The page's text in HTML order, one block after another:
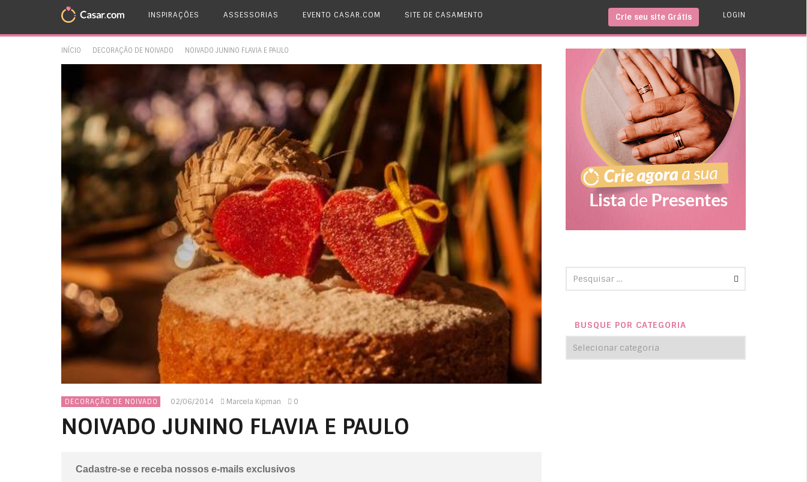
INSPIRAÇÕES ASSESSORIAS EVENTO CASAR.COM SITE DE CASAMENTO LOGIN
Crie seu site Grátis
INÍCIO DECORAÇÃO DE NOIVADO NOIVADO JUNINO FLAVIA E PAULO
DECORAÇÃO DE NOIVADO 02/06/2014 Marcela Kipman 0
NOIVADO JUNINO FLAVIA E PAULO
Cadastre-se e receba nossos e-mails exclusivos
BUSQUE POR CATEGORIA